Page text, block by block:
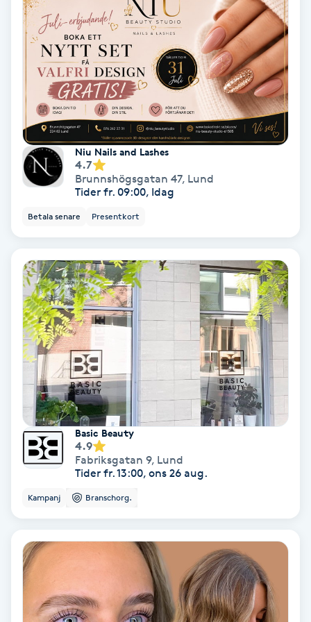
Ansiktsbehandling djuprengörande
Babylights
Balayage
Bambumassage
Barber
BIAB
Blowout
Bottenfärg
Brynformning
Brynfärgning
Brynplockning
Bröllopsuppsättning
Celluliter
Coachning
Niu Nails and Lashes
4.7
Brunnshögsgatan 47, Lund
Tider fr. 09:00, Idag
Betala senare Presentkort
Basic Beauty
4.9
Fabriksgatan 9, Lund
Tider fr. 13:00, ons 26 aug.
Kampanj Branschorg.